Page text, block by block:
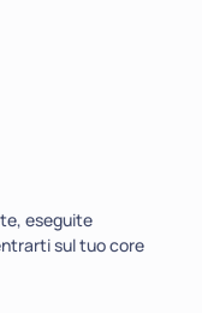
eseguite
sul tuo core